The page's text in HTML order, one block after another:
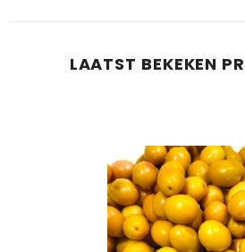
LAATST BEKEKEN